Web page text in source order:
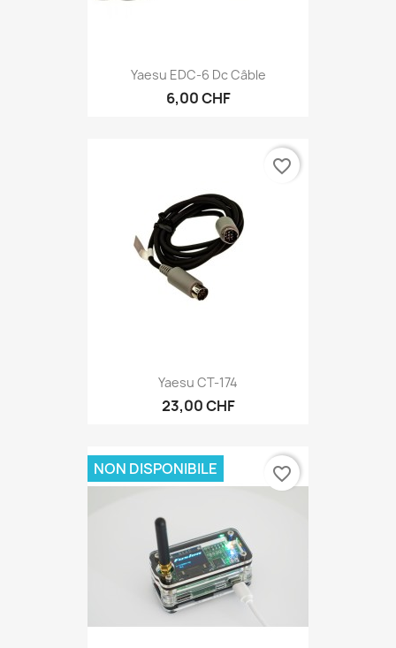
Yaesu EDC-6 Dc Câble
6,00 CHF
Yaesu CT-174
23,00 CHF
favorite_border
NON DISPONIBILE favorite_border